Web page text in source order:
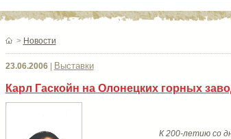
> Новости
23.06.2006| Выставки
Карл Гаскойн на Олонецких горных
К 200-летию со